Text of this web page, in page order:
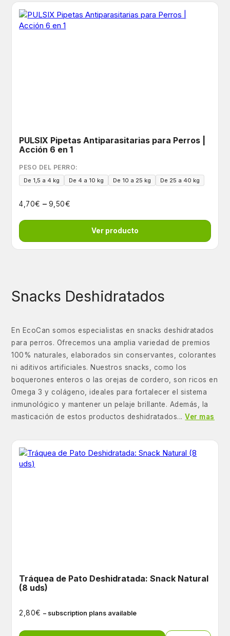
PULSIX Pipetas Antiparasitarias para Perros |
Acción 6 en 1
PESO DEL PERRO:
De 1,5 a 4 kg De 4 a 10 kg De 10 a 25 kg De 25 a 40 kg
4,70€ – 9,50€
Ver producto
Snacks Deshidratados
En EcoCan somos especialistas en snacks deshidratados
para perros. Ofrecemos una amplia variedad de premios
100% naturales, elaborados sin conservantes, colorantes
ni aditivos artificiales. Nuestros snacks, como los
boquerones enteros o las orejas de cordero, son ricos en
Omega 3 y colágeno, ideales para fortalecer el sistema
inmunológico y mantener un pelaje brillante. Además, la
masticación de estos productos deshidratados...Ver mas
Tráquea de Pato Deshidratada: Snack Natural
(8 uds)
2,80€ – subscription plans available